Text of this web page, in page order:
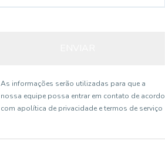
As informações serão utilizadas para que a
nossa equipe possa entrar em contato de acordo
com apolítica de privacidade e termos de serviço